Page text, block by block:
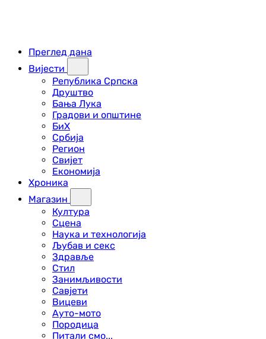
Преглед дана
Вијести
Република Српска
Друштво
Бања Лука
Градови и општине
БиХ
Србија
Регион
Свијет
Економија
Хроника
Магазин
Култура
Сцена
Наука и технологија
Љубав и секс
Здравље
Стил
Занимљивости
Савјети
Вицеви
Ауто-мото
Породица
Питали смо...